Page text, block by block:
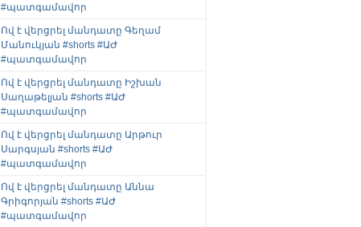
#պատգամավոր
Ով է վերցրել մանդատը Գեղամ
Մանուկյան #shorts #ԱԺ
#պատգամավոր
Ով է վերցրել մանդատը Իշխան
Սաղաթելյան #shorts #ԱԺ
#պատգամավոր
Ով է վերցրել մանդատը Արթուր
Սարգսյան #shorts #ԱԺ
#պատգամավոր
Ով է վերցրել մանդատը Աննա
Գրիգորյան #shorts #ԱԺ
#պատգամավոր